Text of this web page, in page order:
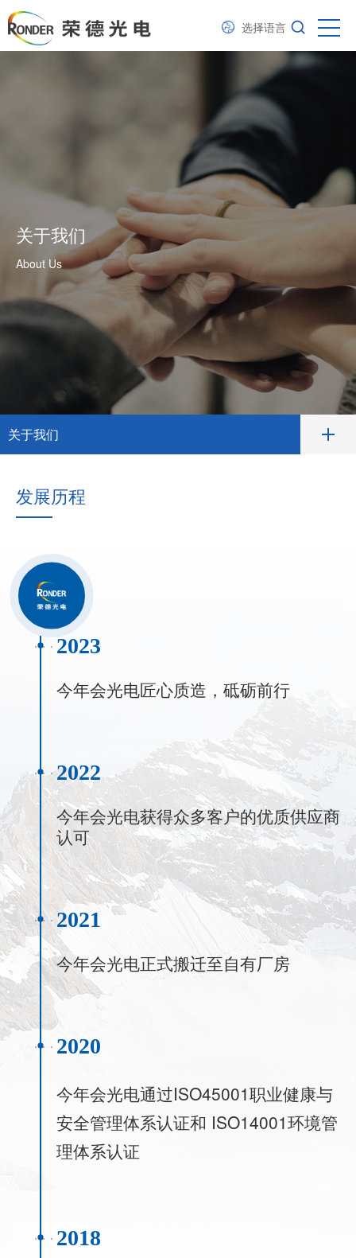
选择语言
关于我们
About Us
关于我们
发展历程
2023
今年会光电匠心质造，砥砺前行
2022
今年会光电获得众多客户的优质供应商
认可
2021
今年会光电正式搬迁至自有厂房
2020
今年会光电通过ISO45001职业健康与
安全管理体系认证和 ISO14001环境管
理体系认证
2018